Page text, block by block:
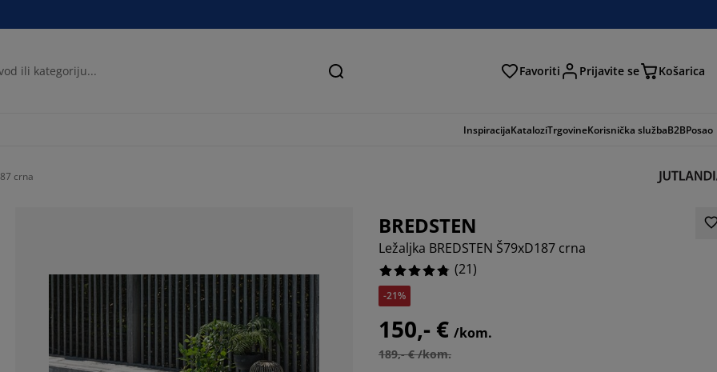
Pretraga Favoriti Prijavite se Košarica
InspiracijaKataloziTrgovineKorisnička službaB2BPosao
crna
BREDSTEN
Ležaljka BREDSTEN Š79xD187 crna
(21)
-21%
150,- € /kom.
189,- € /kom.
85.71428571428571%
9.523809523809524%